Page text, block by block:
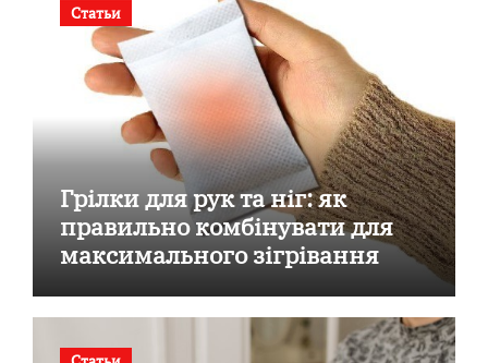
Статьи
Грілки для рук та ніг: як
правильно комбінувати для
максимального зігрівання